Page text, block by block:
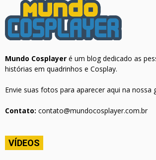
Mundo Cosplayer é um blog dedicado as
histórias em quadrinhos e Cosplay.
Envie suas fotos para aparecer aqui na nossa
Contato: contato@mundocosplayer.com.br
VÍDEOS